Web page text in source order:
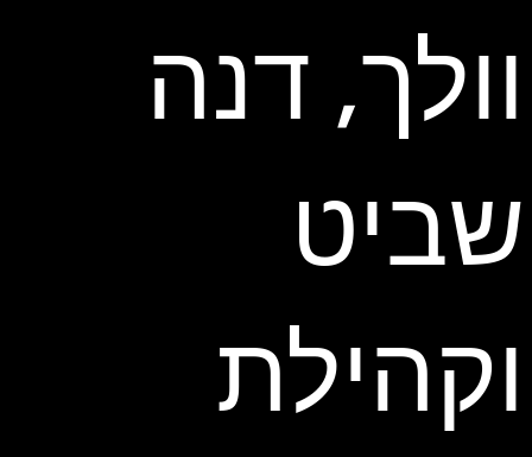
וולך, דנה
שביט
וקהילת